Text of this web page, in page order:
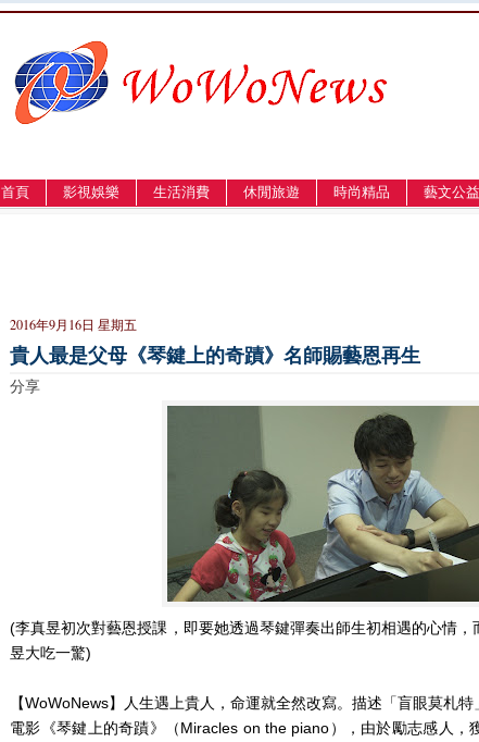
首頁 影視娛樂 生活消費 休閒旅遊 時尚精品 藝文公益
2016年9月16日 星期五
貴人最是父母《琴鍵上的奇蹟》名師賜藝恩再生
分享
(李真昱初次對藝恩授課，即要她透過琴鍵彈奏出師生初相遇的心情
昱大吃一驚)
【WoWoNews】人生遇上貴人，命運就全然改寫。描述「盲眼莫札
電影《琴鍵上的奇蹟》（Miracles on the piano），由於勵志感人，